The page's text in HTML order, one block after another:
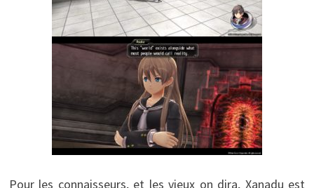
Pour les connaisseurs, et les vieux on dira, Xanadu est